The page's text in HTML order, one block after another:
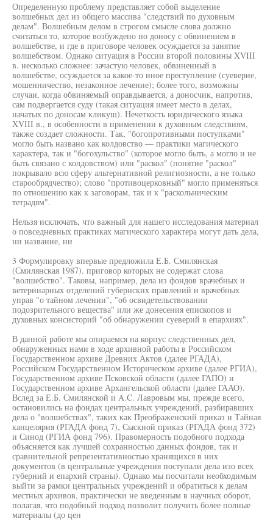
Определенную проблему представляет собой выделение
волшебных дел из общего массива "следствий по духовным
делам". Волшебным делом в строгом смысле слова должно
считаться то, которое возбуждено по доносу с обвинением в
волшебстве, и где в приговоре человек осуждается за занятие
волшебством. Однако ситуация в России второй половины XVIII
в. несколько сложнее: зачастую человек, обвиненный в
волшебстве, осуждается за какое-то иное преступление (суеверие,
мошенничество, незаконное лечение); более того, возможны
случаи, когда обвиняемый оправдывается, а доносчик, напротив,
сам подвергается суду (такая ситуация имеет место в делах,
начатых по доносам кликуш). Нечеткость юридического языка
XVIII в., в особенности в применении к духовным следствиям,
также создает сложности. Так, "богопротивными поступками"
могло быть названо как колдовство — практики магического
характера, так и "богохульство" (которое могло быть, а могло и не
быть связано с колдовством) или "раскол" (понятие "раскол"
покрывало всю сферу альтернативной религиозности, а не только
старообрядчество); слово "противоцерковный" могло применяться
по отношению как к заговорам, так и к "раскольническим
тетрадям".
Нельзя исключать, что важный для нашего исследования материал
о повседневных практиках магического характера могут дать дела,
ни название, ни
3 Формулировку впервые предложила Е.Б. Смилянская
(Смилянская 1987). приговор которых не содержат слова
"волшебство". Таковы, например, дела из фондов врачебных и
ветеринарных отделений губернских правлений и врачебных
управ "о тайном лечении", "об освидетельствовании
подозрительного вещества" или же донесения епископов и
духовных консисторий "об обнаружении суеверий в епархиях".
В данной работе мы опираемся на корпус следственных дел,
обнаруженных нами в ходе архивной работы в Российском
Государственном архиве Древних Актов (далее РГАДА),
Российском Государственном Историческом архиве (далее РГИА),
Государственном архиве Псковской области (далее ГАПО) и
Государственном архиве Архангельской области (далее ГААО).
Вслед за Е.Б. Смилянской и A.C. Лавровым мы, прежде всего,
остановились на фондах центральных учреждений, разбиравших
дела о "волшебствах", таких как Преображенский приказ и Тайная
канцелярия (РГАДА фонд 7), Сыскной приказ (РГАДА фонд 372)
и Синод (РГИА фонд 796). Правомерность подобного подхода
объясняется как лучшей сохранностью данных фондов, так и
сравнительной репрезентативностью хранящихся в них
документов (в центральные учреждения поступали дела изо всех
губерний и епархий страны). Однако мы посчитали необходимым
выйти за рамки центральных учреждений и обратиться к делам
местных архивов, практически не введенным в научных оборот,
полагая, что подобный подход позволит получить более полные
материалы (до цен